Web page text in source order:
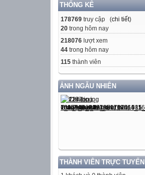
THỐNG KÊ
178769 truy cập (chi tiết)
20 trong hôm nay
218076 lượt xem
44 trong hôm nay
115 thành viên
ẢNH NGẪU NHIÊN
THÀNH VIÊN TRỰC TUYẾN